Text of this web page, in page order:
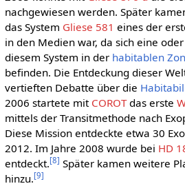
nachgewiesen werden. Später
das System Gliese 581 eines der
in den Medien war, da sich eine
diesem System in der habitablen
befinden. Die Entdeckung dieser
vertieften Debatte über die
2006 startete mit COROTdas erste
mittels der Transitmethode nach
Diese Mission entdeckte etwa 30
2012. Im Jahre 2008 wurde bei HD
entdeckt.[8] Später kamen weitere
hinzu.[9]